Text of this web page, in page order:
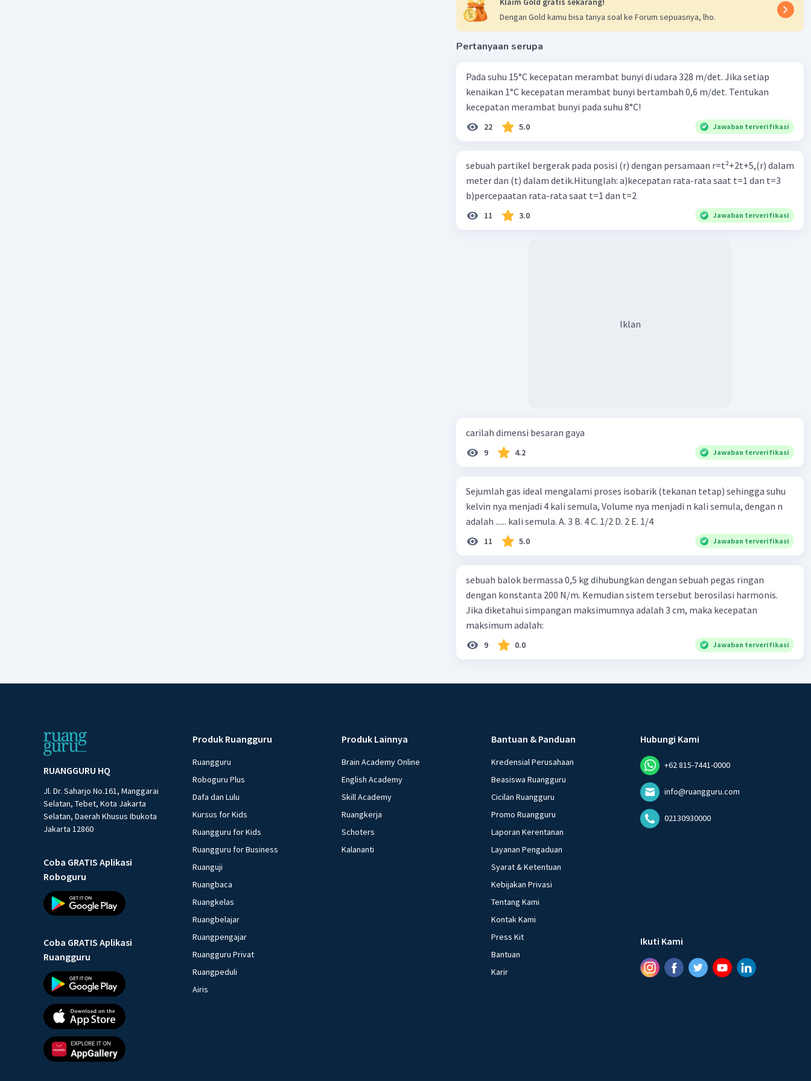
Iklan
Dengan Gold kamu bisa tanya soal ke Forum sepuasnya, lho.
Pertanyaan serupa
Pada suhu 15°C kecepatan merambat bunyi di udara 328 m/det. Jika setiap
kenaikan 1°C kecepatan merambat bunyi bertambah 0,6 m/det. Tentukan
kecepatan merambat bunyi pada suhu 8°C!
22 5.0 Jawaban terverifikasi
sebuah partikel bergerak pada posisi (r) dengan persamaan r=t²+2t+5,(r) dalam
meter dan (t) dalam detik.Hitunglah: a)kecepatan rata-rata saat t=1 dan t=3
b)percepaatan rata-rata saat t=1 dan t=2
11 3.0 Jawaban terverifikasi
Iklan
carilah dimensi besaran gaya
9 4.2 Jawaban terverifikasi
Sejumlah gas ideal mengalami proses isobarik (tekanan tetap) sehingga suhu
kelvin nya menjadi 4 kali semula, Volume nya menjadi n kali semula, dengan n
adalah ...... kali semula. A. 3 B. 4 C. 1/2 D. 2 E. 1/4
11 5.0 Jawaban terverifikasi
sebuah balok bermassa 0,5 kg dihubungkan dengan sebuah pegas ringan
dengan konstanta 200 N/m. Kemudian sistem tersebut berosilasi harmonis.
Jika diketahui simpangan maksimumnya adalah 3 cm, maka kecepatan
maksimum adalah:
9 0.0 Jawaban terverifikasi
RUANGGURU HQ
Jl. Dr. Saharjo No.161, Manggarai
Selatan, Tebet, Kota Jakarta
Selatan, Daerah Khusus Ibukota
Jakarta 12860
Coba GRATIS Aplikasi
Roboguru
Coba GRATIS Aplikasi
Ruangguru
Produk Ruangguru
Ruangguru
Roboguru Plus
Dafa dan Lulu
Kursus for Kids
Ruangguru for Kids
Ruangguru for Business
Ruanguji
Ruangbaca
Ruangkelas
Ruangbelajar
Ruangpengajar
Ruangguru Privat
Ruangpeduli
Airis
Produk Lainnya
Brain Academy Online
English Academy
Skill Academy
Ruangkerja
Schoters
Kalananti
Bantuan & Panduan
Kredensial Perusahaan
Beasiswa Ruangguru
Cicilan Ruangguru
Promo Ruangguru
Laporan Kerentanan
Layanan Pengaduan
Syarat & Ketentuan
Kebijakan Privasi
Tentang Kami
Kontak Kami
Press Kit
Bantuan
Karir
Hubungi Kami
+62 815-7441-0000
info@ruangguru.com
02130930000
Ikuti Kami